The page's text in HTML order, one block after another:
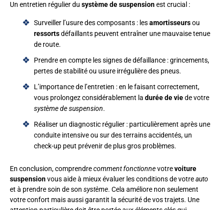
Un entretien régulier du système de suspensionest crucial :
Surveiller l’usure des composants : lesamortisseursou
ressortsdéfaillants peuvent entraîner une mauvaise tenue
de route.
Prendre en compte les signes de défaillance : grincements,
pertes de stabilité ou usure irrégulière des pneus.
L’importance de l’entretien : en le faisant correctement,
vous prolongez considérablement la durée de viede votre
système de suspension.
Réaliser un diagnostic régulier : particulièrement après une
conduite intensive ou sur des terrains accidentés, un
check-up peut prévenir de plus gros problèmes.
En conclusion, comprendrecomment fonctionnevotrevoiture
suspensionvous aide à mieux évaluer les conditions de votreauto
et à prendre soin de son système. Cela améliore non seulement
votre confort mais aussi garantit la sécurité de vos trajets. Une